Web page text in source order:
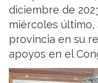
diciembre de
miércoles último,
provincia en su
apoyos en el